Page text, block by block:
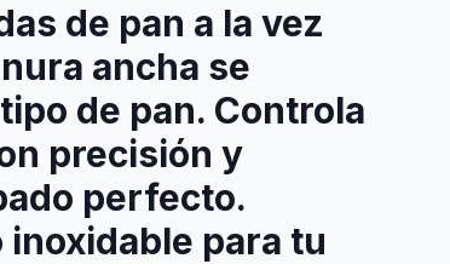
de pan a la vez
ancha se
de pan. Controla
precisión y
perfecto.
inoxidable para tu